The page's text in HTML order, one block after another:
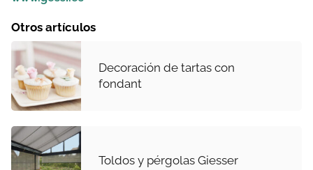
Otros artículos
Decoración de tartas con
fondant
Toldos y pérgolas Giesser